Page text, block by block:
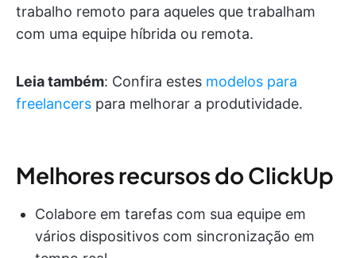
trabalho remoto para aqueles que trabalham
com uma equipe híbrida ou remota.
Leia também: Confira estes modelos para
freelancers para melhorar a produtividade.
Melhores recursos do ClickUp
Colabore em tarefas com sua equipe em
vários dispositivos com sincronização em